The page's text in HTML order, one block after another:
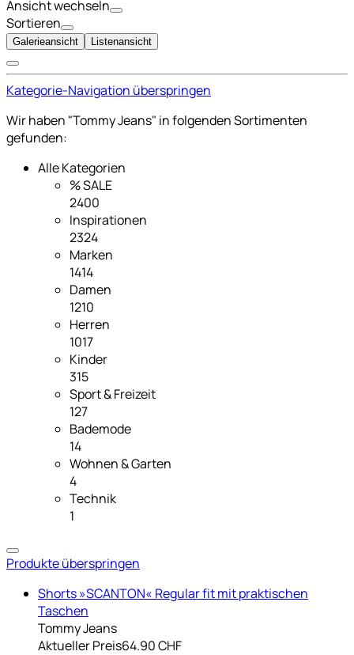
Ansicht wechseln
Sortieren
Galerieansicht Listenansicht
Kategorie-Navigation überspringen
Wir haben "Tommy Jeans" in folgenden Sortimenten
gefunden:
Alle Kategorien
% SALE
2400
Inspirationen
2324
Marken
1414
Damen
1210
Herren
1017
Kinder
315
Sport & Freizeit
127
Bademode
14
Wohnen & Garten
4
Technik
1
Produkte überspringen
Shorts »SCANTON« Regular fit mit praktischen
Taschen
Tommy Jeans
Aktueller Preis64.90 CHF